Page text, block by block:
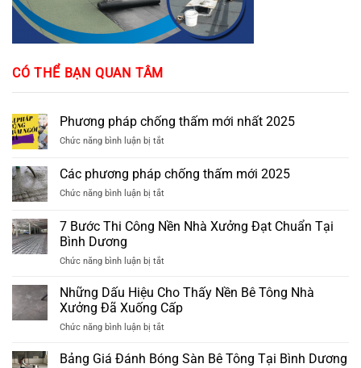
CÓ THỂ BẠN QUAN TÂM
Phương pháp chống thấm mới nhất 2025
Chức năng bình luận bị tắtở
pháp
chống
thấm
nhất
Các phương pháp chống thấm mới 2025
Chức năng bình luận bị tắtở
phương
pháp
thấm
2025
7 Bước Thi Công Nền Nhà Xưởng Đạt Chuẩn Tại
Bình Dương
Chức năng bình luận bị tắtở
Bước
Thi
Công
Nền
Xưởng
Những Dấu Hiệu Cho Thấy Nền Bê Tông Nhà
Xưởng Đã Xuống Cấp
Chức năng bình luận bị tắtở
Dấu
Bảng Giá Đánh Bóng Sàn Bê Tông Tại Bình Dương